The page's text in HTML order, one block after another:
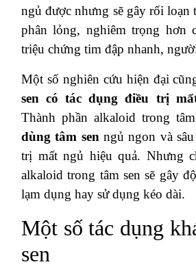
ngủ được nhưng sẽ gây rối loạn
phân lỏng, nghiêm trọng hơn
triệu chứng tim đập nhanh,
Một số nghiên cứu hiện đại
sen có tác dụng điều trị
Thành phần alkaloid trong
dùng tâm senngủ ngon và
trị mất ngủ hiệu quả. Nhưng
alkaloid trong tâm sen sẽ gây
lạm dụng hay sử dụng kéo dài.
Một số tác dụng
sen